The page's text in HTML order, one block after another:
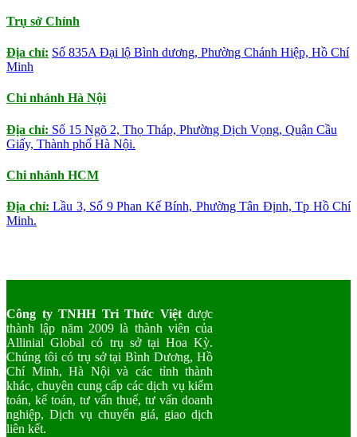
Trụ sở Chính
Địa chỉ: Số 835A Đại lộ Bình dương, Phường Chánh Hiệp, Hồ Chí
Minh
Chi nhánh Hà Nội
Địa chỉ: Số 15 Ngõ 2, Thọ Tháp, Phường Dịch Vọng, Quận Cầu
Giấy, Thành phố Hà Nội.
Chi nhánh HCM
Địa chỉ: Lầu 3, Số 9 Phan Kế Bính, Phường Tân Định, Tp Hồ Chí
Minh.
Công ty TNHH Tri Thức Việtđược
thành lập năm 2009 là thành viên của
Allinial Global có trụ sở tại Hoa Kỳ.
Chúng tôi có trụ sở tại Bình Dương, Hồ
Chí Minh, Hà Nội và các tỉnh thành
khác, chuyên cung cấp các dịch vụ kiểm
toán, kế toán, tư vấn thuế, tư vấn doanh
nghiệp, Dịch vụ chuyển giá, giao dịch
liên kết.